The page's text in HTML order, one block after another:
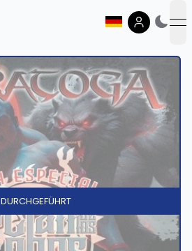
DURCHGEFÜHRT